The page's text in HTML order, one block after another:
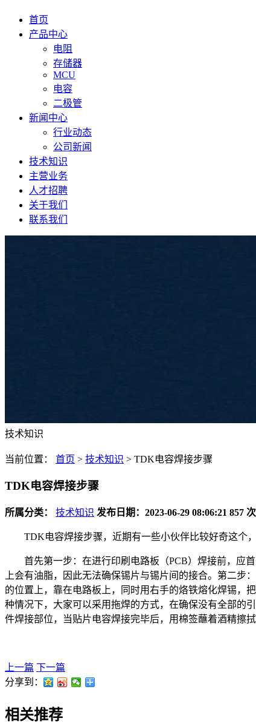
首页
产品中心
电阻
存储器
MCU
电容
二极管
新闻中心
行业动态
公司新闻
技术知识
主营业务
人才招聘
关于我们
联系我们
技术知识
当前位置： 首页 > 技术知识 > TDK电容焊接步骤
TDK电容焊接步骤
所属分类： 技术知识 发布日期：2023-06-29 08:06:21 857
TDK电容焊接步骤，近期有一些小伙伴比较好奇这个
首先第一步：在进行印刷电路板（PCB）焊接前，应
上会有油脂，因此无法确保锡片与锡片间的接合。第二
的位置上，靠在电路板上，同时用右手的烙铁熔化焊锡，
种情况下，大家可以采用拖焊的方式，在确保没有全部的
件焊接部位，当贴片电容焊接完毕后，用棉签蘸着酒精擦
上一篇 下一篇
分享到：
相关推荐